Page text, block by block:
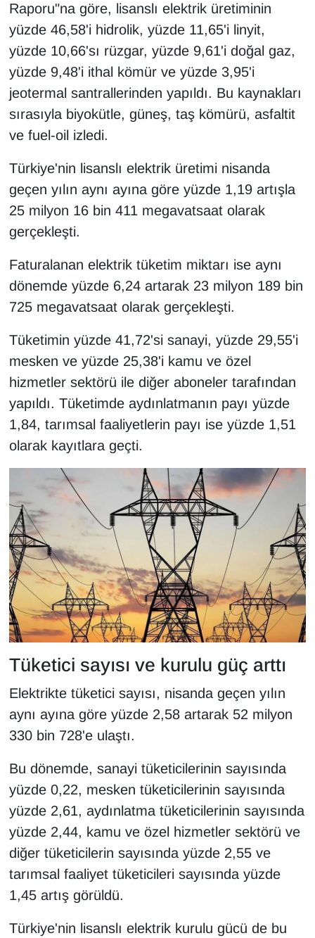
Raporu"na göre, lisanslı elektrik üretiminin
yüzde 46,58'i hidrolik, yüzde 11,65'i linyit,
yüzde 10,66'sı rüzgar, yüzde 9,61'i doğal gaz,
yüzde 9,48'i ithal kömür ve yüzde 3,95'i
jeotermal santrallerinden yapıldı. Bu kaynakları
sırasıyla biyokütle, güneş, taş kömürü, asfaltit
ve fuel-oil izledi.
Türkiye'nin lisanslı elektrik üretimi nisanda
geçen yılın aynı ayına göre yüzde 1,19 artışla
25 milyon 16 bin 411 megavatsaat olarak
gerçekleşti.
Faturalanan elektrik tüketim miktarı ise aynı
dönemde yüzde 6,24 artarak 23 milyon 189 bin
725 megavatsaat olarak gerçekleşti.
Tüketimin yüzde 41,72'si sanayi, yüzde 29,55'i
mesken ve yüzde 25,38'i kamu ve özel
hizmetler sektörü ile diğer aboneler tarafından
yapıldı. Tüketimde aydınlatmanın payı yüzde
1,84, tarımsal faaliyetlerin payı ise yüzde 1,51
olarak kayıtlara geçti.
Tüketici sayısı ve kurulu güç arttı
Elektrikte tüketici sayısı, nisanda geçen yılın
aynı ayına göre yüzde 2,58 artarak 52 milyon
330 bin 728'e ulaştı.
Bu dönemde, sanayi tüketicilerinin sayısında
yüzde 0,22, mesken tüketicilerinin sayısında
yüzde 2,61, aydınlatma tüketicilerinin sayısında
yüzde 2,44, kamu ve özel hizmetler sektörü ve
diğer tüketicilerin sayısında yüzde 2,55 ve
tarımsal faaliyet tüketicileri sayısında yüzde
1,45 artış görüldü.
Türkiye'nin lisanslı elektrik kurulu gücü de bu
Kadın
Kamu Alımları
Kim Kimdir?
Kültür & Sanat
MAGAZİN
MEDYA
ONE EKONOMİ
POLİTİKA
Resmi İlanlar
RÖPORTAJ
SAĞLIK
Seri İlan
Sinema - TV
SİYASET
SPOR
TEBRİK
TEKNOLOJİ
Turizm
VAN'DA SPOR
Vasıta
YAŞAM
YEREL